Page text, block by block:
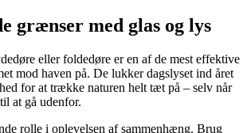
grænser med glas og lys
eller foldedøre er en af de mest effektive
mod haven på. De lukker dagslyset ind året
for at trække naturen helt tæt på – selv når
at gå udenfor.
rolle i oplevelsen af sammenhæng. Brug